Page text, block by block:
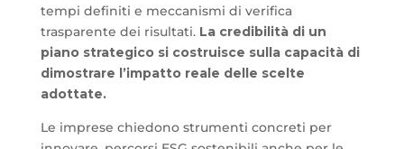
tempi definiti e meccanismi di verifica
trasparente dei risultati. La credibilità di un
piano strategico si costruisce sulla capacità di
dimostrare l’impatto reale delle scelte
adottate.
Le imprese chiedono strumenti concreti per